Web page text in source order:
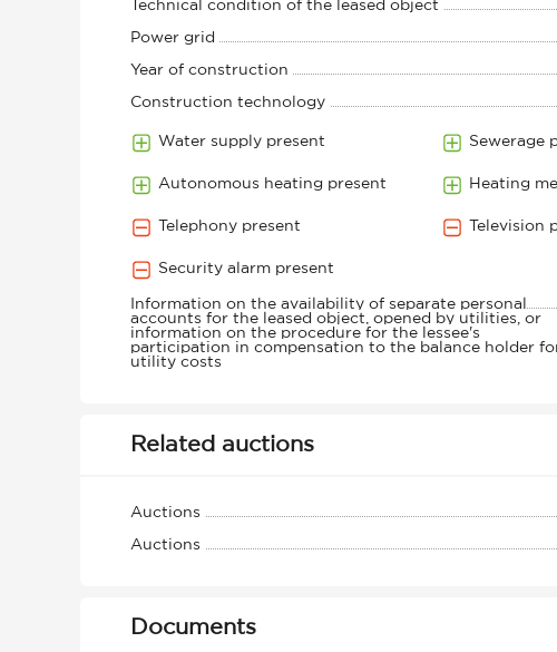
Technical condition of the leased object
Power grid
Year of construction
Construction technology
Water supply present Sewerage
Autonomous heating present Heating
Telephony present Television
Security alarm present
Information on the availability of separate personal
accounts for the leased object, opened by utilities, or
information on the procedure for the lessee's
participation in compensation to the balance holder
utility costs
Related auctions
Auctions
Auctions
Documents